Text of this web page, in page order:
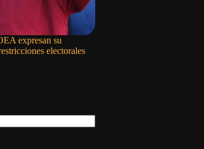
expresan su
electorales